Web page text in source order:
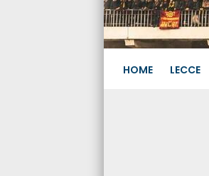
HOME LECCE